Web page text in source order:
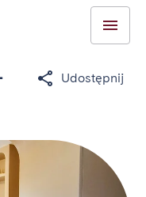
Udostępnij